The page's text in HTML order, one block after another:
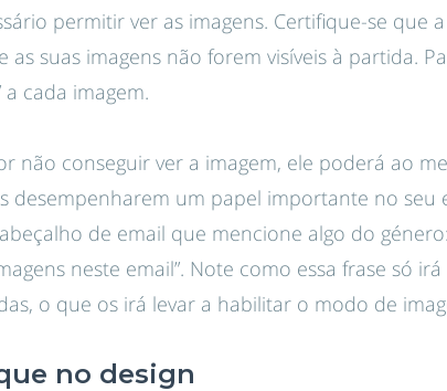
permitir ver as imagens. Certifique-se que
as suas imagens não forem visíveis à partida.
a cada imagem.
não conseguir ver a imagem, ele poderá ao
desempenharem um papel importante no
de email que mencione algo do
neste email”. Note como essa frase só
o que os irá levar a habilitar o modo de
no design